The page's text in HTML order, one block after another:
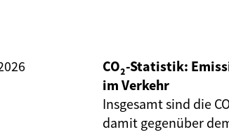
CO₂-Statistik:
im Verkehr
Insgesamt sind die
damit gegenüber